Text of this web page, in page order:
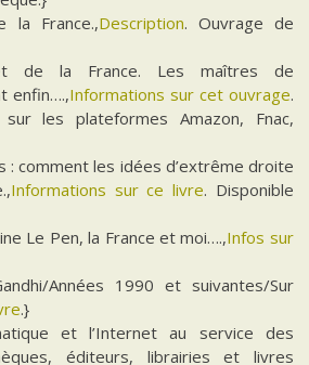
la France.,Description. Ouvrage de
de la France. Les maîtres de
enfin….,Informations sur cet ouvrage.
sur les plateformes Amazon, Fnac,
: comment les idées d’extrême droite
Informations sur ce livre. Disponible
Le Pen, la France et moi….,Infos sur
Années 1990 et suivantes/Sur
.}
et l’Internet au service des
éditeurs, librairies et livres